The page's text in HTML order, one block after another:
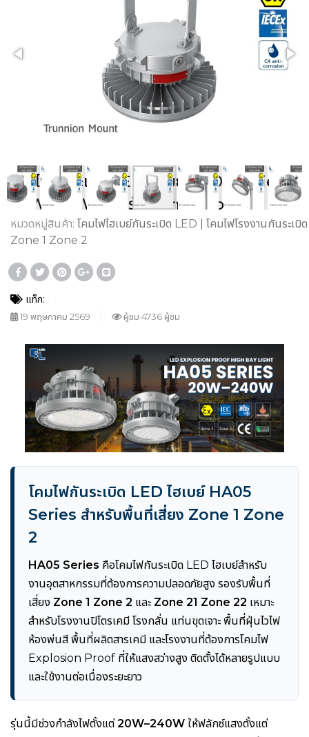
โคมไฟกันระเบิด LED ไฮเบย์ HA05 Series
20W–240W สำหรับ Zone 1 Zone 2
หมวดหมู่สินค้า: โคมไฟไฮเบย์กันระเบิด LED | โคมไฟโรงงานกันระเบิด
Zone 1 Zone 2
แท็ก:
19 พฤษภาคม 2569 ผู้ชม 4736 ผู้ชม
โคมไฟกันระเบิด LED ไฮเบย์ HA05
Series สำหรับพื้นที่เสี่ยง Zone 1 Zone
2
HA05 Series คือโคมไฟกันระเบิด LED ไฮเบย์สำหรับ
งานอุตสาหกรรมที่ต้องการความปลอดภัยสูง รองรับพื้นที่
เสี่ยง Zone 1 Zone 2 และ Zone 21 Zone 22 เหมาะ
สำหรับโรงงานปิโตรเคมี โรงกลั่น แท่นขุดเจาะ พื้นที่ฝุ่นไวไฟ
ห้องพ่นสี พื้นที่ผลิตสารเคมี และโรงงานที่ต้องการโคมไฟ
Explosion Proof ที่ให้แสงสว่างสูง ติดตั้งได้หลายรูปแบบ
และใช้งานต่อเนื่องระยะยาว
รุ่นนี้มีช่วงกำลังไฟตั้งแต่20W–240W ให้ฟลักซ์แสงตั้งแต่